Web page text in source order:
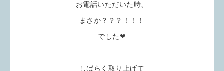
お電話いただいた時、
まさか？？？！！！
でした❤
しばらく取り上げて